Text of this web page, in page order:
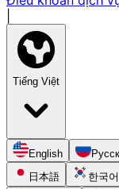
Tiếng Việt
English
日本語
한국어